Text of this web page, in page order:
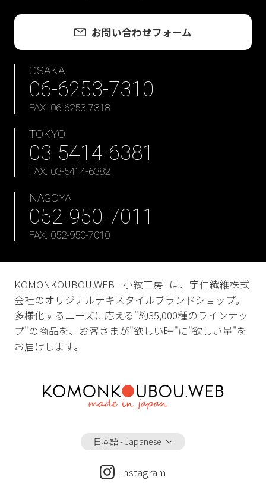
お問い合わせフォーム
OSAKA
06-6253-7310
FAX. 06-6253-7318
TOKYO
03-5414-6381
FAX. 03-5414-6382
NAGOYA
052-950-7011
FAX. 052-950-7010
日本語 - Japanese
Instagram
KOMONKOUBOU.WEB - 小紋工房 -は、宇仁繊維株式
会社のオリジナルテキスタイルブランドショップ。
多様化するニーズに応える"約35,000種のラインナッ
プ"の商品を、お客さまが"欲しい時"に"欲しい量"を
お届けします。